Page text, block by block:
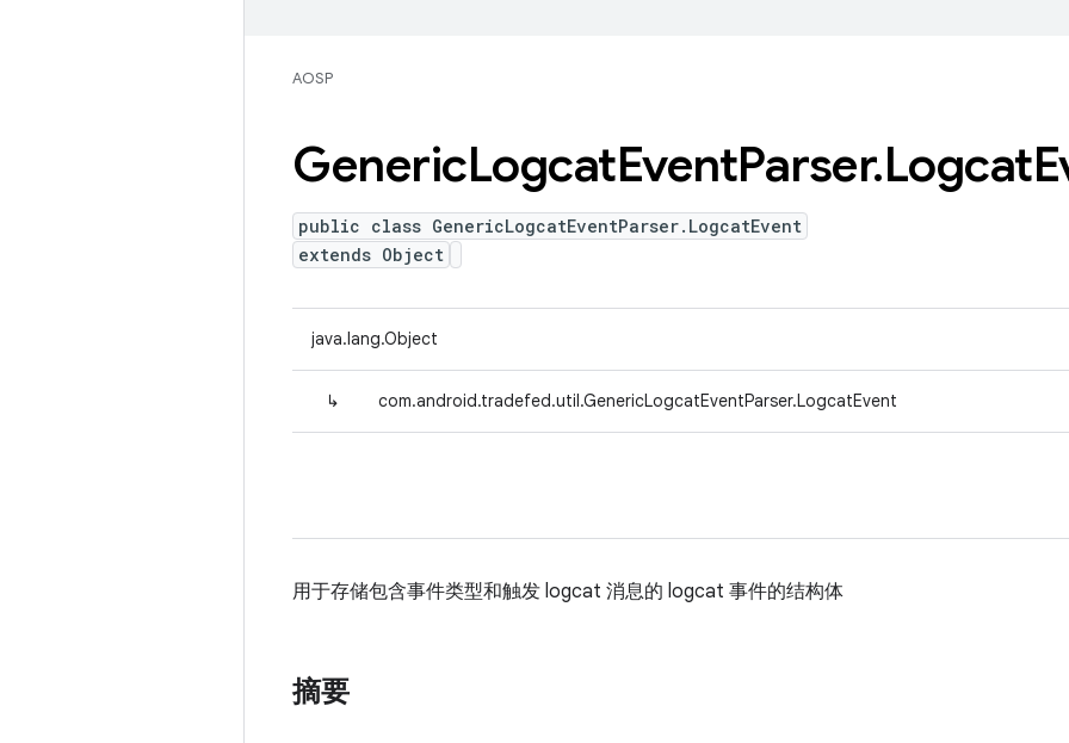
AOSP
GenericLogcatEventParser.Logcat
public class GenericLogcatEventParser.LogcatEvent
extends Object
java.lang.Object
↳ com.android.tradefed.util.GenericLogcatEventParser.LogcatEvent
用于存储包含事件类型和触发 logcat 消息的 logcat 事件的结构体
摘要